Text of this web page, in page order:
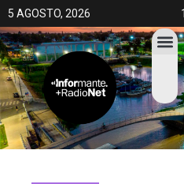
5 AGOSTO, 2026